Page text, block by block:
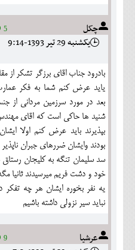
چکل 5
يکشنبه 29 تير 1393-9:14
بادرود جناب اقای برزگر تشکر از
یاید عرض کنم شما به فکر
بعد در مورد سرزمین مردانی
شنید ها حاکی است که اقای
بودند وایشان ضررهای جبران
سد سلیمان تنگه به کلیجان
خود و دشت فریم میرسیدند ثانیا
یه نفر بخوره ایشان هر چه تفکر
نباید سیر نزولی داشته باشیم
عرشيا 9